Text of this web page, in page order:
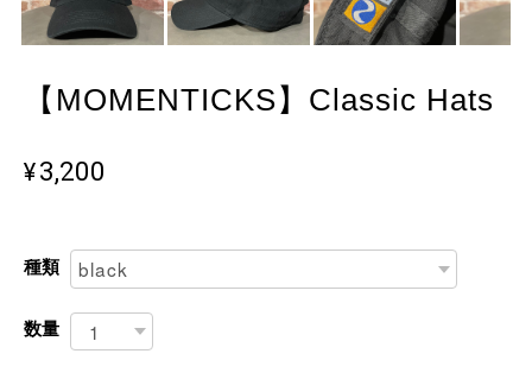
【MOMENTICKS】Classic Hats
¥3,200
種類
数量